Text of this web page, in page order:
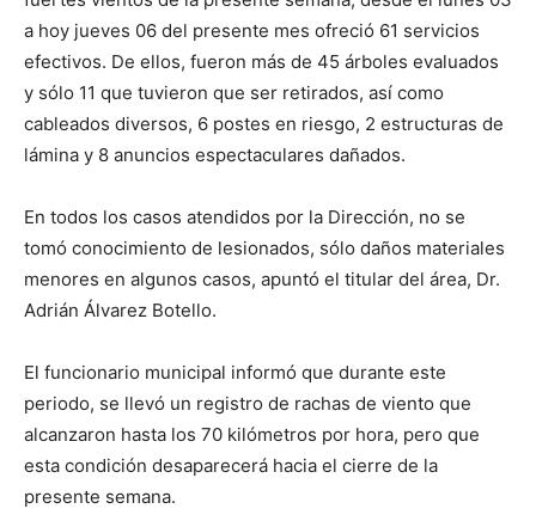
a hoy jueves 06 del presente mes ofreció 61 servicios
efectivos. De ellos, fueron más de 45 árboles evaluados
y sólo 11 que tuvieron que ser retirados, así como
cableados diversos, 6 postes en riesgo, 2 estructuras de
lámina y 8 anuncios espectaculares dañados.
En todos los casos atendidos por la Dirección, no se
tomó conocimiento de lesionados, sólo daños materiales
menores en algunos casos, apuntó el titular del área, Dr.
Adrián Álvarez Botello.
El funcionario municipal informó que durante este
periodo, se llevó un registro de rachas de viento que
alcanzaron hasta los 70 kilómetros por hora, pero que
esta condición desaparecerá hacia el cierre de la
presente semana.